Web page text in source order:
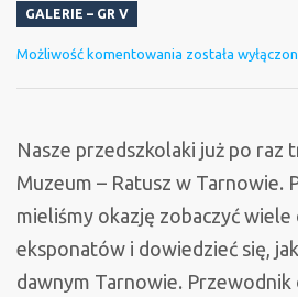
GALERIE – GR V
Możliwość komentowania Kolejna
Ratuszu
–
odkrywamy
dawne
została
Nasze przedszkolaki już po raz
Muzeum – Ratusz w Tarnowie.
mieliśmy okazję zobaczyć wiele
eksponatów i dowiedzieć się,
dawnym Tarnowie. Przewodnik